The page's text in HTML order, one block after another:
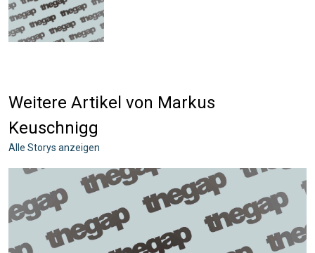
Weitere Artikel von Markus
Keuschnigg
Alle Storys anzeigen